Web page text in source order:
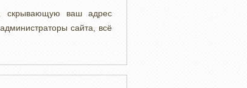
скрывающую ваш адрес
сайта, всё